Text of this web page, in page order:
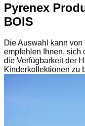
Pyrenex
BOIS
Die Auswahl kann
empfehlen Ihnen, sich
die Verfügbarkeit der
Kinderkollektionen zu